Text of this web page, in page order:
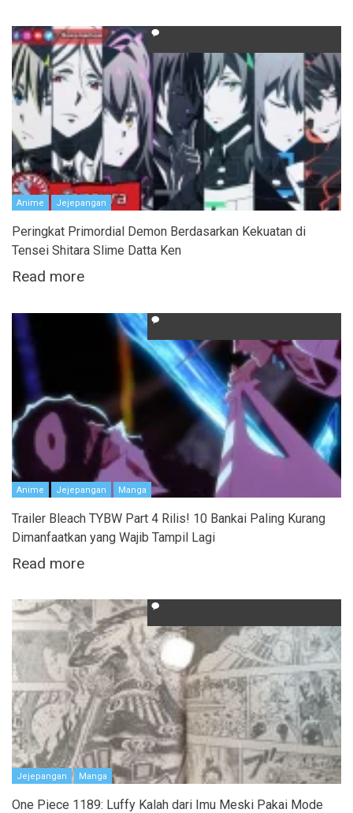
Anime Jejepangan
Peringkat Primordial Demon Berdasarkan Kekuatan di
Tensei Shitara Slime Datta Ken
Read more
Anime Jejepangan Manga
Trailer Bleach TYBW Part 4 Rilis! 10 Bankai Paling Kurang
Dimanfaatkan yang Wajib Tampil Lagi
Read more
Jejepangan Manga
One Piece 1189: Luffy Kalah dari Imu Meski Pakai Mode